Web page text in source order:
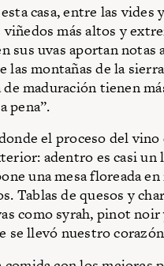
casa, entre las vides
viñedos más altos y
sus uvas aportan notas
montañas de la
maduración tienen
pena”.
el proceso del
adentro es casi
una mesa floreada
Tablas de quesos y
como syrah, pinot
se llevó nuestro